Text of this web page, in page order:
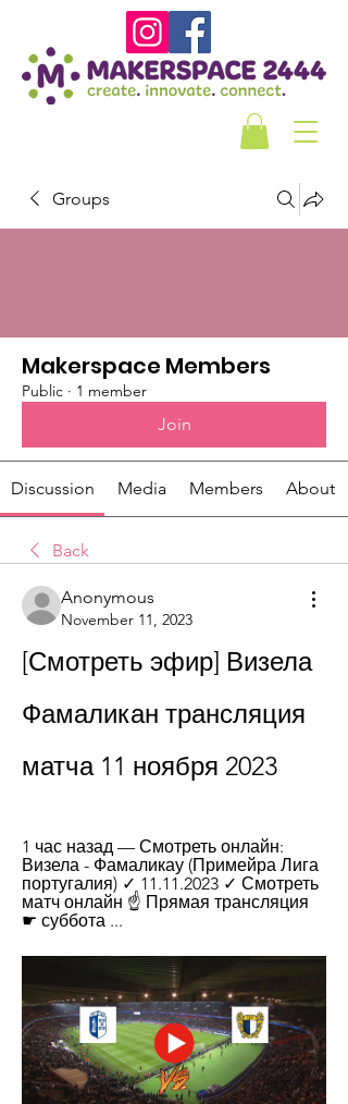
Groups
Makerspace Members
Public · 1 member
Join
Discussion Media Members About
Back
Anonymous
November 11, 2023
[Смотреть эфир] Визела
Фамаликан трансляция
матча 11 ноября 2023
1 час назад — Смотреть онлайн:
Визела - Фамаликау (Примейра Лига
португалия) ✓️ 11.11.2023 ✓️ Смотреть
матч онлайн ☝ Прямая трансляция
☛ суббота ...